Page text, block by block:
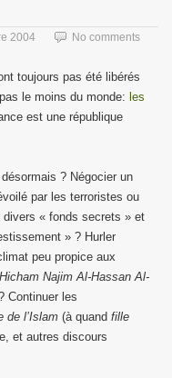
2004 No comments
toujours pas été libérés
le moins du monde: les
est une république
? Négocier un
par les terroristes ou
divers « fonds secrets » et
» ? Hurler
peu propice aux
Hicham Najim Al-Hassan Al-
Continuer les
de l’Islam (à quand fille
et autres discours